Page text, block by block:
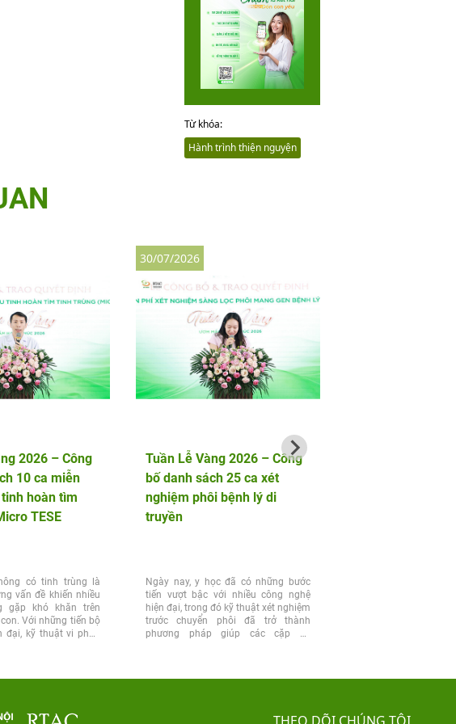
Từ khóa:
Hành trình thiện nguyện
2026 – Công
10 ca miễn
hoàn tìm
TESE
có tinh trùng là
vấn đề khiến nhiều
gặp khó khăn trên
Với những tiến bộ
đại, kỹ thuật vi phẫu
Tuần Lễ Vàng 2026 – Công
bố danh sách 25 ca xét
nghiệm phôi bệnh lý di
truyền
Ngày nay, y học đã có những bước
tiến vượt bậc với nhiều công nghệ
hiện đại, trong đó kỹ thuật xét nghiệm
trước chuyển phôi đã trở thành
phương pháp giúp các cặp vợ
30/07/2026